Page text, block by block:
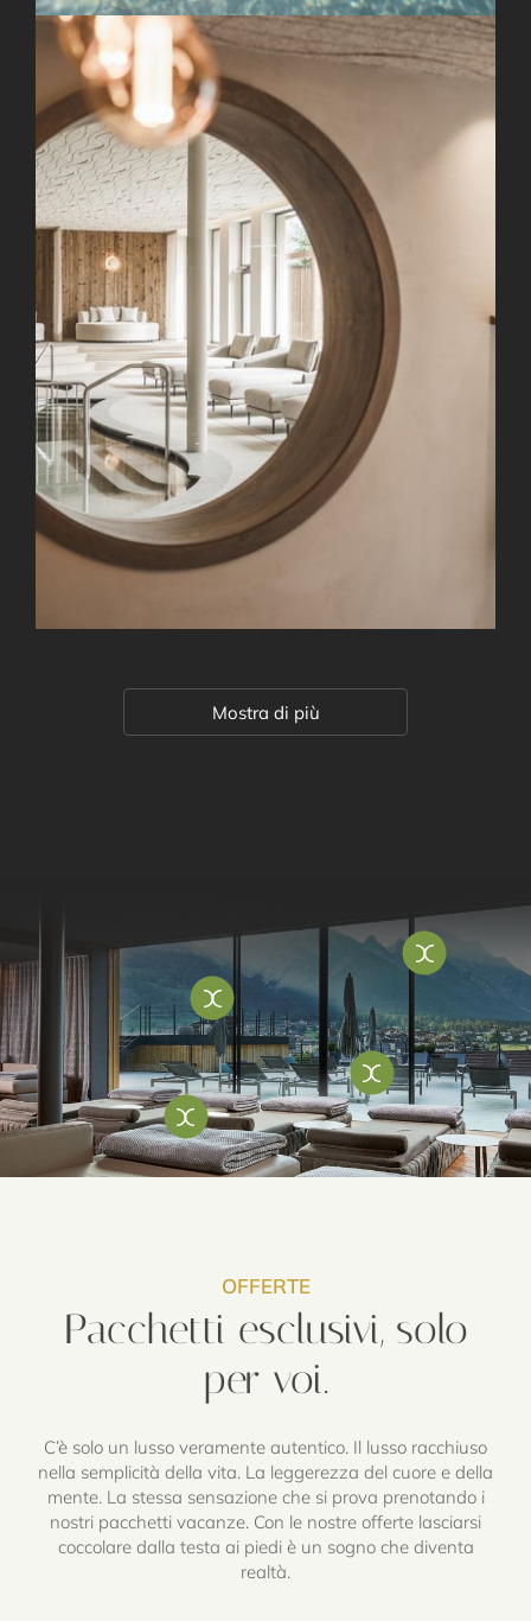
Mostra di più
Pacchetti esclusivi, solo
per voi.
OFFERTE
C’è solo un lusso veramente autentico. Il lusso racchiuso
nella semplicità della vita. La leggerezza del cuore e della
mente. La stessa sensazione che si prova prenotando i
nostri pacchetti vacanze. Con le nostre offerte lasciarsi
coccolare dalla testa ai piedi è un sogno che diventa
realtà.